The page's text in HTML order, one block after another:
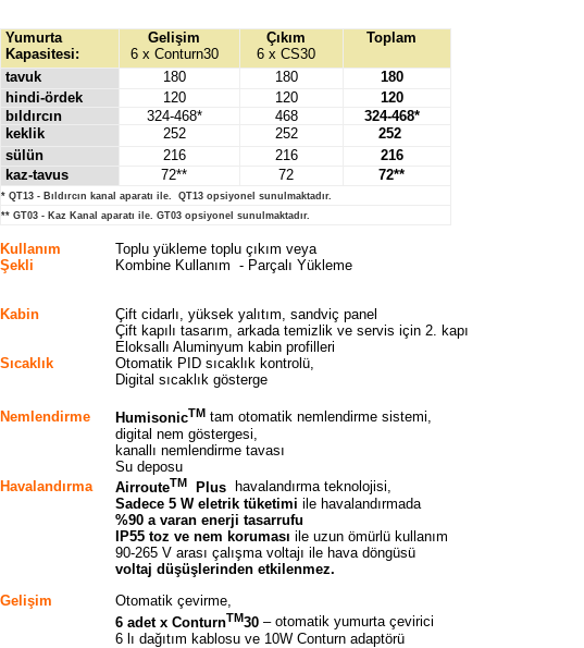
Yumurta
Kapasitesi:
Gelişim
6 x Conturn30
Çıkım
6 x CS30
Toplam
tavuk 180 180
180
hindi-ördek
120 120
120
bıldırcın
324-468* 468
324-468*
keklik
252 252
252
sülün
216 216
216
kaz-tavus
72** 72 72**
* QT13 - Bıldırcın kanal aparatı ile. QT13 opsiyonel sunulmaktadır.
** GT03 - Kaz Kanal aparatı ile. GT03 opsiyonel sunulmaktadır.
Kullanım
Şekli
Toplu yükleme toplu çıkım veya
Kombine Kullanım - Parçalı Yükleme
Kabin
Çift cidarlı, yüksek yalıtım, sandviç panel
Çift kapılı tasarım, arkada temizlik ve servis için 2. kapı
Eloksallı Aluminyum kabin profilleri
Sıcaklık
Otomatik PID sıcaklık kontrolü,
Digital sıcaklık gösterge
Nemlendirme HumisonicTM tam otomatik nemlendirme sistemi,
digital nem göstergesi,
kanallı nemlendirme tavası
Su deposu
Havalandırma
AirrouteTM Plus
havalandırma teknolojisi,
Sadece 5 W eletrik tüketimi ile havalandırmada
%90 a varan enerji tasarrufu
IP55 toz ve nem koruması ile uzun ömürlü kullanım
90-265 V arası çalışma voltajı ile hava döngüsü
voltaj düşüşlerinden etkilenmez.
Gelişim
Otomatik çevirme,
6 adet x ConturnTM30 – otomatik yumurta çevirici
6 lı dağıtım kablosu ve 10W Conturn adaptörü